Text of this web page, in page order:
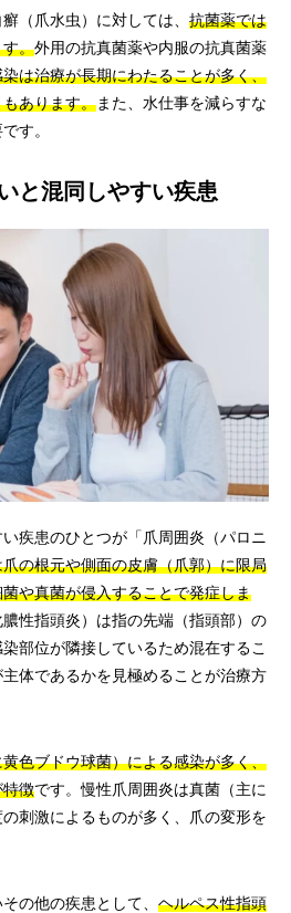
（爪水虫）に対しては、 抗菌薬では
す。外用の抗真菌薬や内服の抗真菌薬
は治療が長期にわたることが多く、
あります。また、水仕事を減らすな
す。
と混同しやすい疾患
疾患のひとつが「爪周囲炎（パロニ
の根元や側面の皮膚（爪郭）に限局
や真菌が侵入することで発症しま
性指頭炎）は指の先端（指頭部）の
部位が隣接しているため混在するこ
体であるかを見極めることが治療方
色ブドウ球菌）による感染が多く、
特徴です。慢性爪周囲炎は真菌（主に
刺激によるものが多く、爪の変形を
の他の疾患として、 ヘルペス性指頭